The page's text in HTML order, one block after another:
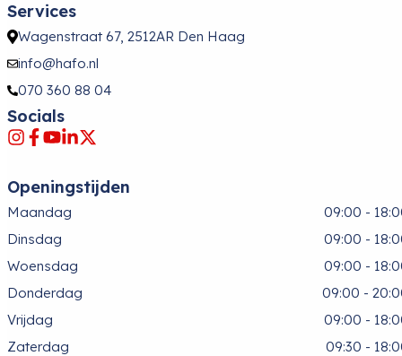
Services
Wagenstraat 67, 2512AR Den Haag
info@hafo.nl
070 360 88 04
Socials
Openingstijden
Maandag
09:00 -
Dinsdag
09:00 -
Woensdag
09:00 -
Donderdag
09:00 -
Vrijdag
09:00 -
Zaterdag
09:30 -